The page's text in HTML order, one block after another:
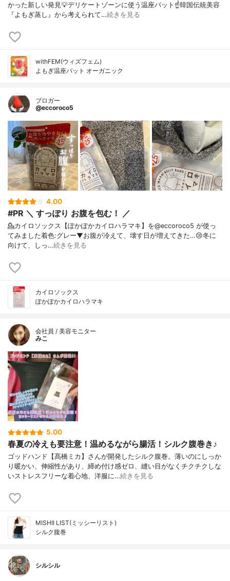
かった新しい発見💡デリケートゾーンに使う温座パット☝️韓国伝統美容
『よもぎ蒸し』から考えられて…続きを見る
withFEM(ウィズフェム)
よもぎ温座パット オーガニック
ブロガー
@eccoroco5
4.00
#PR ＼ すっぽり お腹を包む！ ／
💁カイロソックス【ぽかぽかカイロハラマキ】を@eccoroco5 が使っ
てみました⁡着色:グレー⁡⁡⁡▼⁡⁡お腹が冷えて、壊す日が増えてきた…😢冬に
向けて、しっ…続きを見る
カイロソックス
ぽかぽかカイロハラマキ
会社員 / 美容モニター
みこ
5.00
春夏の冷えも要注意！温めるながら腸活！シルク腹巻き♪
ゴッドハンド【髙橋ミカ】さんが開発したシルク腹巻。薄いのにしっか
り暖かい、伸縮性があり、締め付け感ゼロ、縫い目がなくチクチクしな
いストレスフリーな着心地、洋服に…続きを見る
MISHII LIST(ミッシーリスト)
シルク腹巻
シルシル